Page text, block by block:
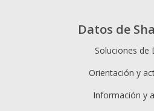
Datos de
Soluciones de
Orientación y
Información y